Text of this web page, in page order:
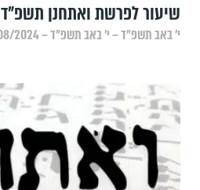
שיעור לפרשת ואתחנן תשפ"ד
י׳ באב תשפ״ד – י׳ באב תשפ״ד – 14/08/2024